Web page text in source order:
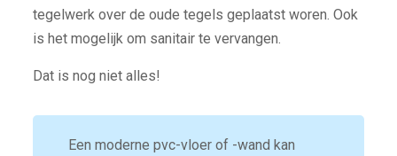
tegelwerk over de oude tegels geplaatst woren. Ook
is het mogelijk om sanitair te vervangen.
Dat is nog niet alles!
Een moderne pvc-vloer of -wand kan